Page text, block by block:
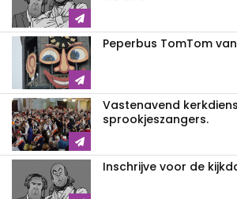
Peperbus TomTom
Vastenavend
sprookjeszangers.
Inschrijve voor de